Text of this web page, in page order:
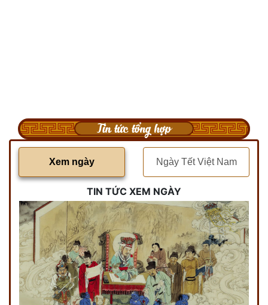
Tin tức tổng hợp
Xem ngày Ngày Tết Việt Nam
TIN TỨC XEM NGÀY